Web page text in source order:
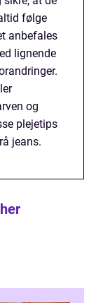
følge
anbefales
lignende
og
plejetips
jeans.